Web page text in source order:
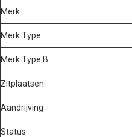
Merk
Merk Type
Merk Type B
Zitplaatsen
Aandrijving
Status